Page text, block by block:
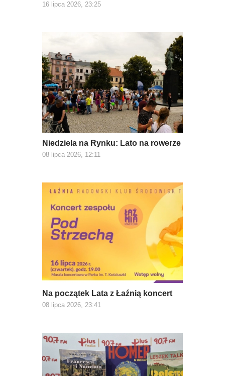
16 lipca 2026, 23:25
Niedziela na Rynku: Lato na rowerze
08 lipca 2026, 12:11
Na początek Lata z Łaźnią koncert
08 lipca 2026, 23:41